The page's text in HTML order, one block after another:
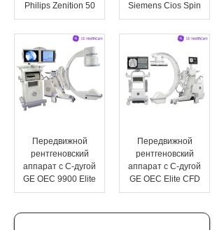
Philips Zenition 50
Siemens Cios Spin
Передвижной
рентгеновский
аппарат с C-дугой
GE OEC 9900 Elite
Передвижной
рентгеновский
аппарат с C-дугой
GE OEC Elite CFD